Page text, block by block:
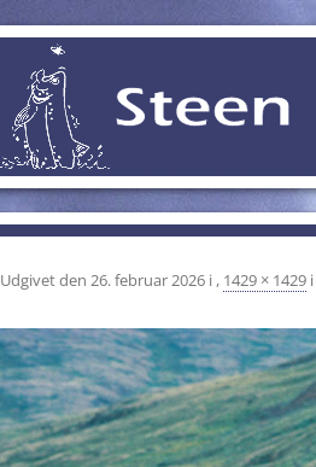
Udgivet den 26. februar 2026 i , 1429 × 1429 i